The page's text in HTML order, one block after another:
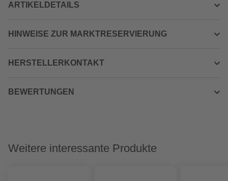
ARTIKELDETAILS
HINWEISE ZUR MARKTRESERVIERUNG
HERSTELLERKONTAKT
BEWERTUNGEN
Weitere interessante Produkte